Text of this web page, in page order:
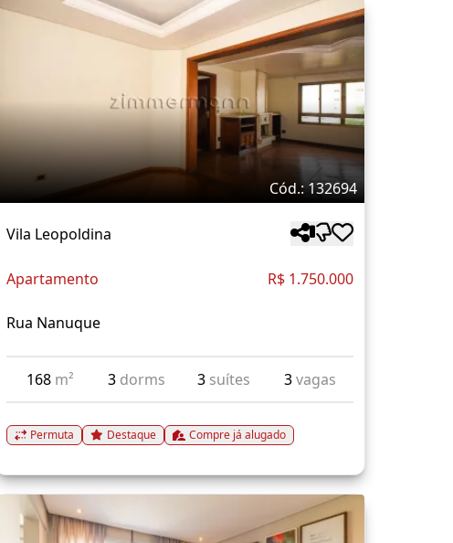
Cód.: 132694
Vila Leopoldina
Apartamento R$ 1.750.000
Rua Nanuque
168 m² 3 dorms 3 suítes 3vagas
Permuta Destaque Compre já alugado